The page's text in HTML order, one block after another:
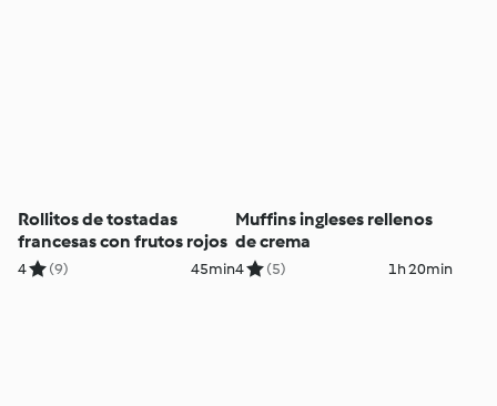
Rollitos de tostadas
francesas con frutos rojos
4 (9) 45min
Muffins ingleses rellenos
de crema
4 (5) 1h 20min